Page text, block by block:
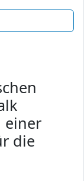
einer
die